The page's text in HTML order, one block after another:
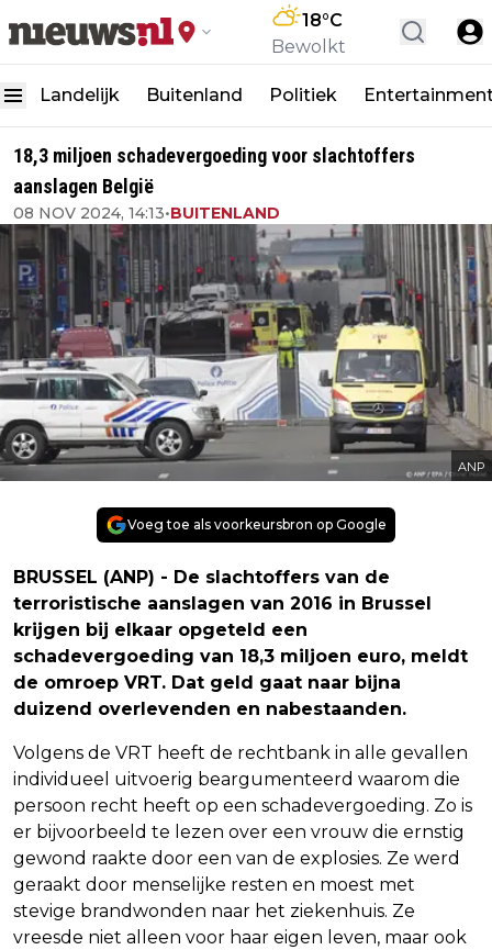
18°C
Bewolkt
Landelijk Buitenland Politiek
18,3 miljoen schadevergoeding voor slachtoffers
aanslagen België
08 NOV 2024, 14:13•BUITENLAND
ANP
Voeg toe als voorkeursbron op Google
BRUSSEL (ANP) - De slachtoffers van de
terroristische aanslagen van 2016 in Brussel
krijgen bij elkaar opgeteld een
schadevergoeding van 18,3 miljoen euro, meldt
de omroep VRT. Dat geld gaat naar bijna
duizend overlevenden en nabestaanden.
Volgens de VRT heeft de rechtbank in alle gevallen
individueel uitvoerig beargumenteerd waarom die
persoon recht heeft op een schadevergoeding. Zo is
er bijvoorbeeld te lezen over een vrouw die ernstig
gewond raakte door een van de explosies. Ze werd
geraakt door menselijke resten en moest met
stevige brandwonden naar het ziekenhuis. Ze
vreesde niet alleen voor haar eigen leven, maar ook